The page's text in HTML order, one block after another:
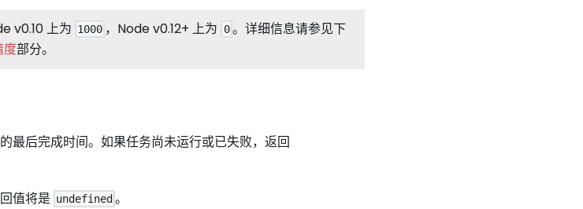
v0.10 上为 1000 ，Node v0.12+ 上为 0 。详细信息请参见下
度部分。
最后完成时间。如果任务尚未运行或已失败，返回
值将是 undefined 。